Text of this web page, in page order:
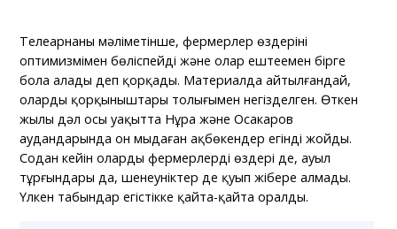
Телеарнаның мәліметінше, фермерлер өздерінің
оптимизмімен бөліспейді және олар ештеңемен бірге
бола алады деп қорқады. Материалда айтылғандай,
олардың қорқыныштары толығымен негізделген. Өткен
жылы дәл осы уақытта Нұра және Осакаров
аудандарында он мыңдаған ақбөкендер егінді жойды.
Содан кейін оларды фермерлердің өздері де, ауыл
тұрғындары да, шенеуніктер де қуып жібере алмады.
Үлкен табындар егістікке қайта-қайта оралды.